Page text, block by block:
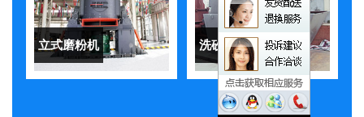
立式磨粉机 洗砂机